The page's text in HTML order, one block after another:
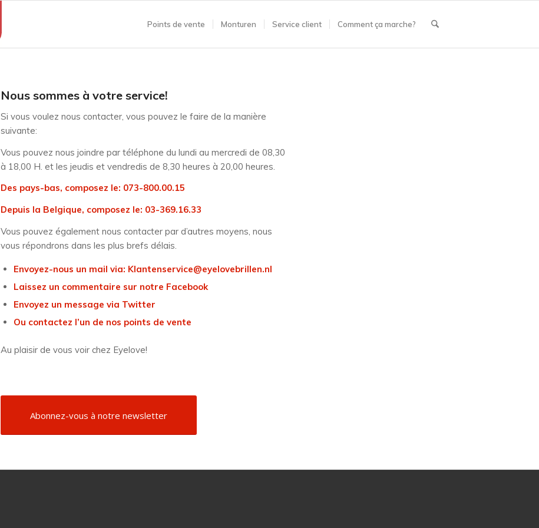
Points de vente Monturen Service client Comment ça marche?
Nous sommes à votre service!
Si vous voulez nous contacter, vous pouvez le faire de la manière
suivante:
Vous pouvez nous joindre par téléphone du lundi au mercredi de 08,30
à 18,00 H. et les jeudis et vendredis de 8,30 heures à 20,00 heures.
Des pays-bas, composez le: 073-800.00.15
Depuis la Belgique, composez le: 03-369.16.33
Vous pouvez également nous contacter par d’autres moyens, nous
vous répondrons dans les plus brefs délais.
Envoyez-nous un mail via: Klantenservice@eyelovebrillen.nl
Laissez un commentaire sur notre Facebook
Envoyez un message via Twitter
Ou contactez l’un de nos points de vente
Au plaisir de vous voir chez Eyelove!
Abonnez-vous à notre newsletter